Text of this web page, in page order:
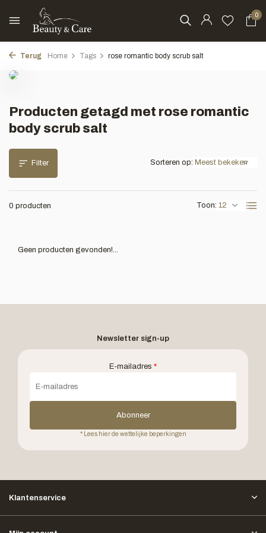
0
Terug Home Tags rose romantic body scrub salt
Producten getagd met rose romantic
body scrub salt
Filter
0 producten Toon:
Sorteren op:
Geen producten gevonden!...
Newsletter sign-up
E-mailadres *
Abonneer
* Lees hier de wettelijke beperkingen
Klantenservice